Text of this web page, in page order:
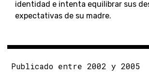
identidad e intenta equilibrar sus
expectativas de su madre.
Publicado entre 2002 y 2005